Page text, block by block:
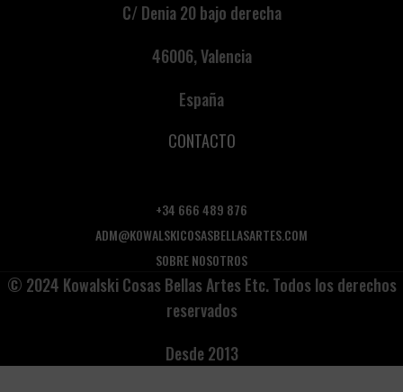
C/ Denia 20 bajo derecha
46006, Valencia
España
CONTACTO
+34 666 489 876
ADM@KOWALSKICOSASBELLASARTES.COM
SOBRE NOSOTROS
© 2024 Kowalski Cosas Bellas Artes Etc. Todos los derechos
reservados
Desde 2013